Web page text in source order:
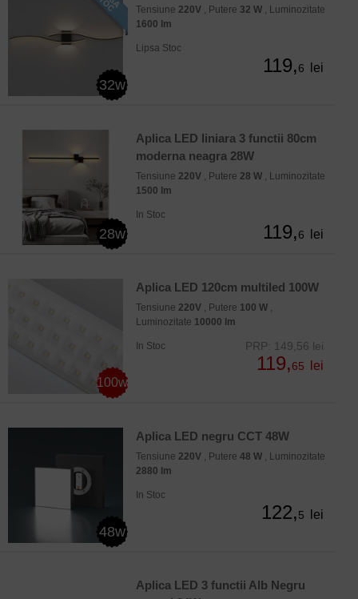
32w
Tensiune 220V , Putere 32 W , Luminozitate
1600 lm
Lipsa Stoc
119,6 lei
28w
Aplica LED liniara 3 functii 80cm
moderna neagra 28W
Tensiune 220V , Putere 28 W , Luminozitate
1500 lm
In Stoc
119,6 lei
100w
Aplica LED 120cm multiled 100W
Tensiune 220V , Putere 100 W ,
Luminozitate 10000 lm
In Stoc PRP: 149,56 lei
119,65 lei
48w
Aplica LED negru CCT 48W
Tensiune 220V , Putere 48 W , Luminozitate
2880 lm
In Stoc
122,5 lei
Aplica LED 3 functii Alb Negru